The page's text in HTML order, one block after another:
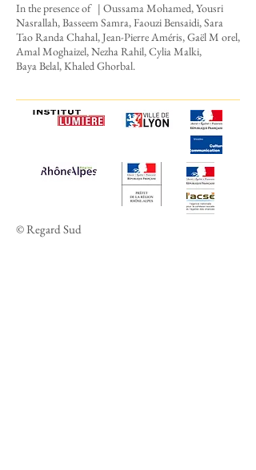
In the presence of | Oussama Mohamed, Yousri
Nasrallah, Basseem Samra, Faouzi Bensaidi, Sara
TaoRanda Chahal, Jean-Pierre Améris, Gaël M orel,
Amal Moghaizel, Nezha Rahil, Cylia Malki,
Baya Belal, Khaled Ghorbal.
© Regard Sud